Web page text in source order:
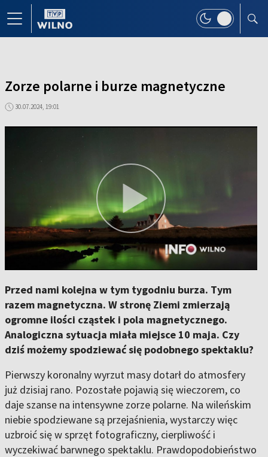
Zorze polarne i burze magnetyczne
30.07.2024, 19:01
Przed nami kolejna w tym tygodniu burza. Tym
razem magnetyczna. W stronę Ziemi zmierzają
ogromne ilości cząstek i pola magnetycznego.
Analogiczna sytuacja miała miejsce 10 maja. Czy
dziś możemy spodziewać się podobnego spektaklu?
Pierwszy koronalny wyrzut masy dotarł do atmosfery
już dzisiaj rano. Pozostałe pojawią się wieczorem, co
daje szanse na intensywne zorze polarne. Na wileńskim
niebie spodziewane są przejaśnienia, wystarczy więc
uzbroić się w sprzęt fotograficzny, cierpliwość i
wyczekiwać barwnego spektaklu. Prawdopodobieństwo